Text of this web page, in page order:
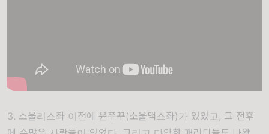
3. 소울리스좌 이전에 윤쭈꾸(소울맥스좌)가 있었고, 그 전후